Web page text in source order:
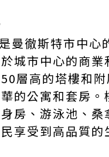
曼徹斯特市中心
城市中心的商業
層高的塔樓和附
的公寓和套房。
房、游泳池、桑
享受到高品質的